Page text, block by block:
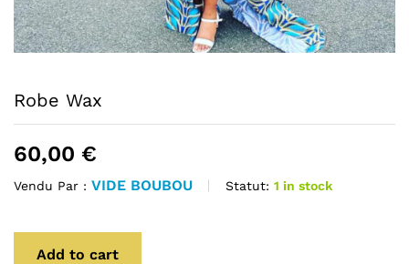
Robe Wax
60,00 €
Vendu Par : VIDE BOUBOU Statut: 1 in stock
Add to cart